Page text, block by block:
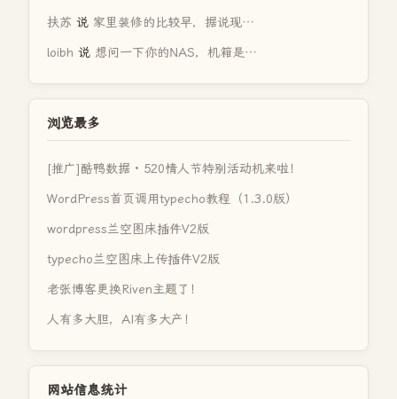
扶苏 说 家里装修的比较早，据说现…
loibh 说 想问一下你的NAS，机箱是…
浏览最多
[推广]酷鸭数据 · 520情人节特别活动机来啦！
WordPress首页调用typecho教程（1.3.0版）
wordpress兰空图床插件V2版
typecho兰空图床上传插件V2版
老张博客更换Riven主题了！
人有多大胆，AI有多大产！
网站信息统计